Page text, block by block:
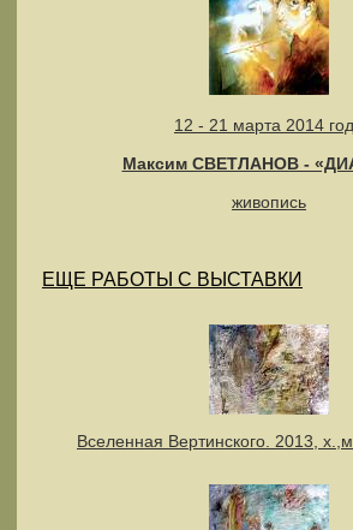
12 - 21 марта 2014
Максим СВЕТЛАНОВ -
живопись
ЕЩЕ РАБОТЫ С ВЫСТАВКИ
Вселенная Вертинского. 2013,